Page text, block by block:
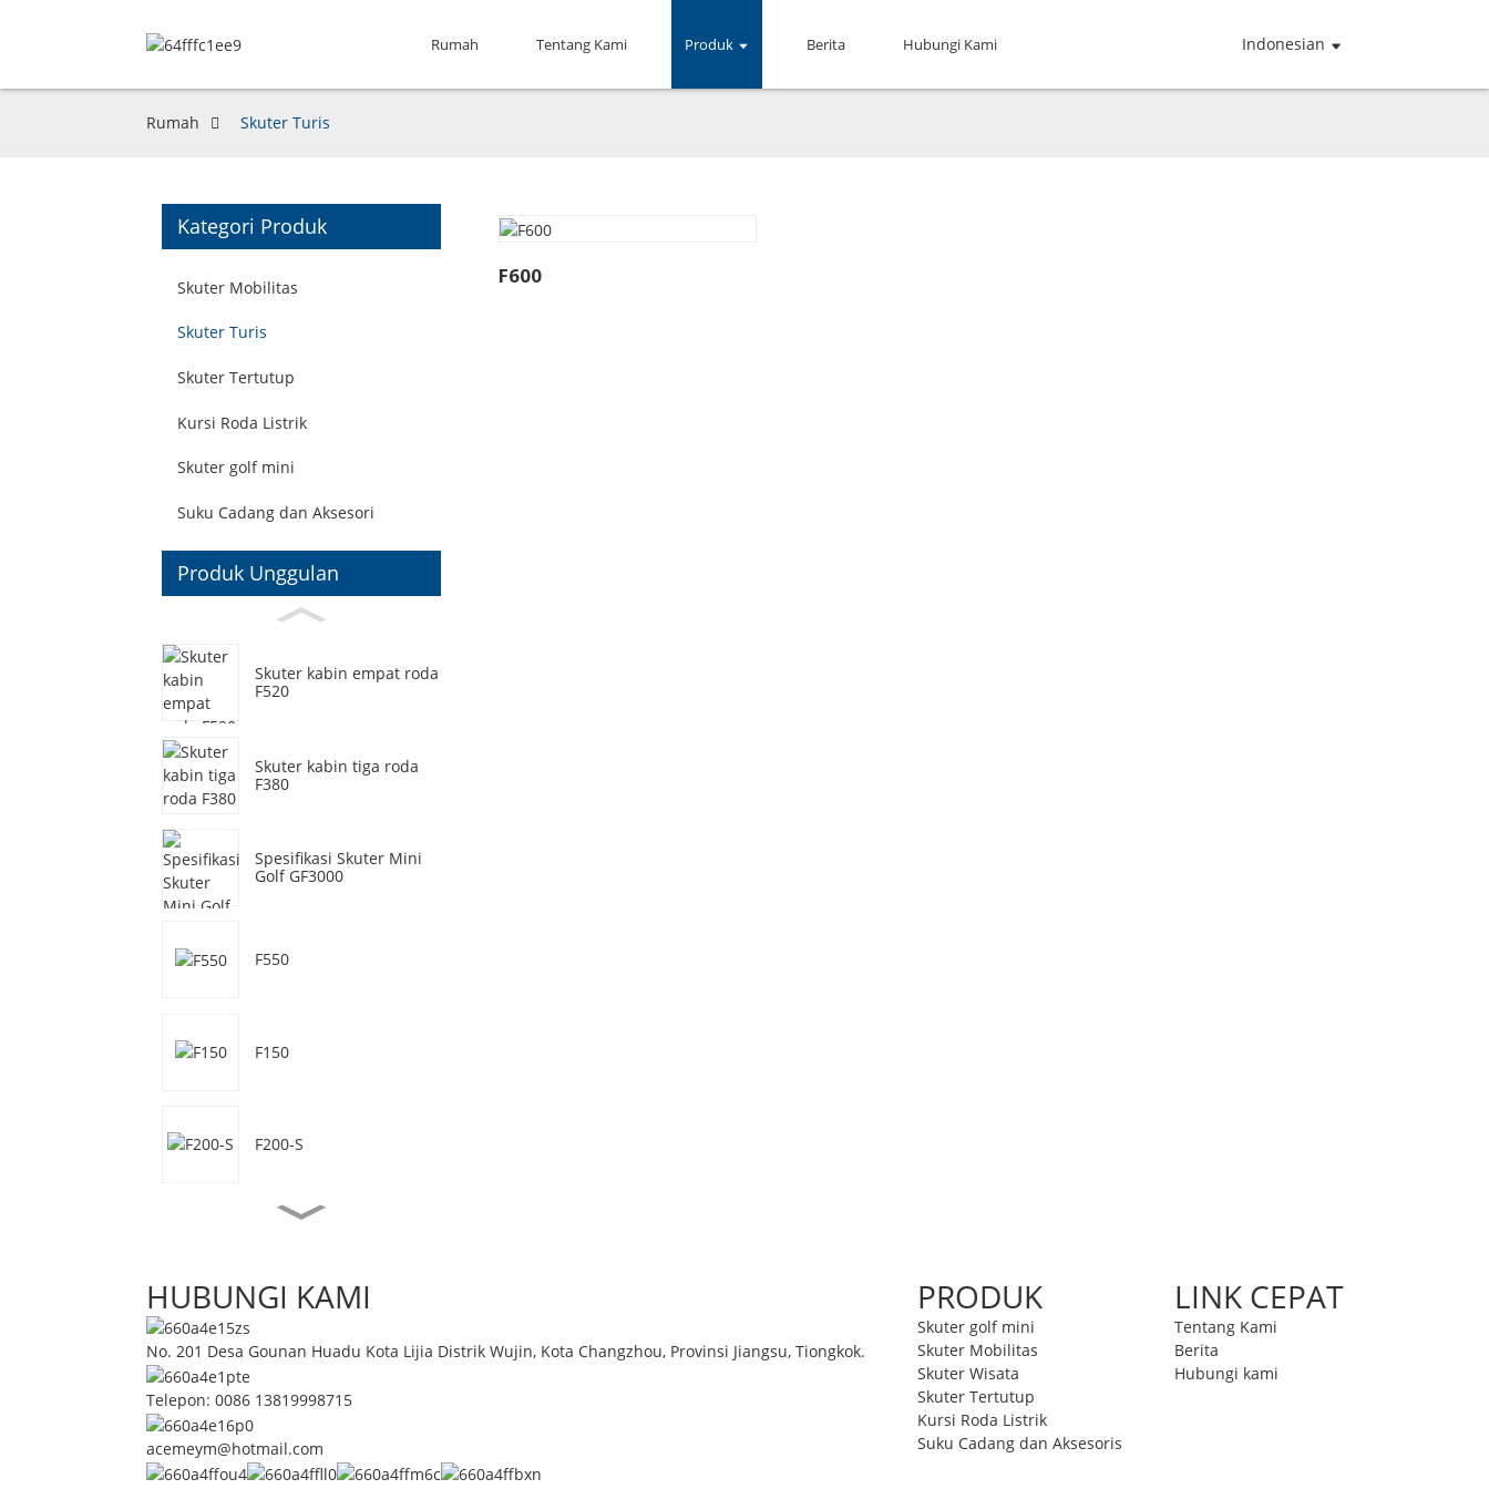
Rumah Tentang Kami Produk Berita Hubungi Kami Indonesian
Rumah Skuter Turis
Kategori Produk
Skuter Mobilitas
Skuter Turis
Skuter Tertutup
Kursi Roda Listrik
Skuter golf mini
Suku Cadang dan Aksesori
Produk Unggulan
Skuter kabin empat roda
F520
Skuter kabin tiga roda
F380
Spesifikasi Skuter Mini
Golf GF3000
F550
F150
F200-S
F600
HUBUNGI KAMI
No. 201 Desa Gounan Huadu Kota Lijia Distrik Wujin, Kota Changzhou, Provinsi Jiangsu, Tiongkok.
Telepon: 0086 13819998715
acemeym@hotmail.com
PRODUK
Skuter golf mini
Skuter Mobilitas
Skuter Wisata
Skuter Tertutup
Kursi Roda Listrik
Suku Cadang dan Aksesoris
LINK CEPAT
Tentang Kami
Berita
Hubungi kami